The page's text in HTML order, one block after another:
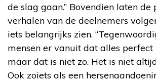
de slag gaan.” Bovendien laten de
verhalen van de deelnemers
iets belangrijks zien.
mensen er vanuit dat alles perfect
maar dat is niet zo. Het is niet
Ook zoiets als een